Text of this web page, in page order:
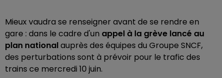
Mieux vaudra se renseigner avant de se rendre en
gare : dans le cadre d'un appel à la grève lancé au
plan nationalauprès des équipes du Groupe SNCF,
des perturbations sont à prévoir pour le trafic des
trains ce mercredi 10 juin.